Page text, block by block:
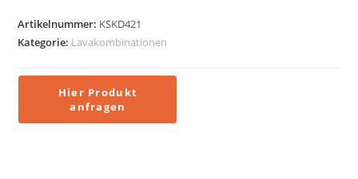
Artikelnummer: KSKD421
Kategorie: Lavakombinationen